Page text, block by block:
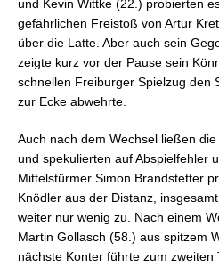
und Kevin Wittke (22.) probierten
gefährlichen Freistoß von Artur
über die Latte. Aber auch sein
zeigte kurz vor der Pause sein
schnellen Freiburger Spielzug den
zur Ecke abwehrte.
Auch nach dem Wechsel ließen
und spekulierten auf Abspielfehler
Mittelstürmer Simon Brandstetter
Knödler aus der Distanz,
weiter nur wenig zu. Nach einem
Martin Gollasch (58.) aus spitzem
nächste Konter führte zum